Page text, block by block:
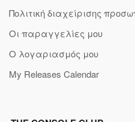
Πολιτική διαχείρισης
Οι παραγγελίες μου
Ο λογαριασμός μου
My Releases Calendar